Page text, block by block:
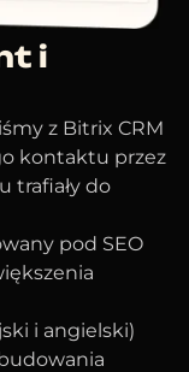
i
z Bitrix CRM
kontaktu przez
trafiały do
pod SEO
i angielski)